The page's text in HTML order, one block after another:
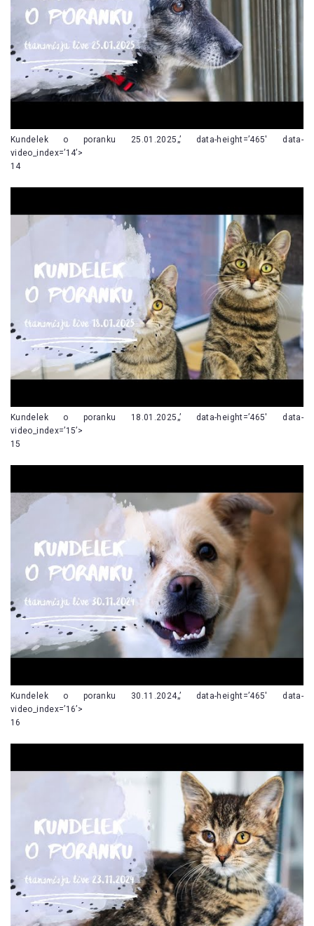
Kundelek o poranku 25.01.2025„’ data-height=’465′ data-
video_index=’14’>
14
Kundelek o poranku 18.01.2025„’ data-height=’465′ data-
video_index=’15’>
15
Kundelek o poranku 30.11.2024„’ data-height=’465′ data-
video_index=’16’>
16